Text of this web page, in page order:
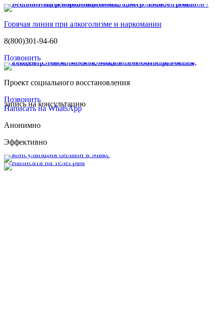
Горячая линия при алкоголизме и наркомании
8(800)301-94-60
Позвонить
Проект социального восстановления
Позвонить
запись на консультацию
Написать на WhatsApp
Анонимно
Эффективно